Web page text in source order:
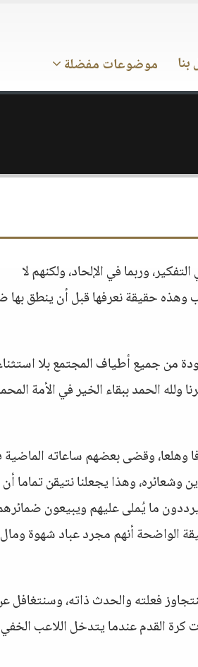
موضوعات مفضلة
وربما في الإلحاد، ولكنهم لا
حقيقة نعرفها قبل أن ينطق
من جميع أطياف المجتمع بلا
الحمد ببقاء الخير في الأمة
وهلعا، وقضى بعضهم ساعاته
وهذا يجعلنا نتيقن تماما أن
ما يُملى عليهم ويبيعون
الواضحة أنهم مجرد عباد شهوة
فعلته والحدث ذاته، وسنتغافل
كرة القدم عندما يتدخل اللاعب